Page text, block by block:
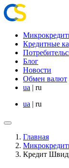
Кредитные
Блог
Новости
Обмен валют
ua | ru
ua | ru
Главная
Кредит